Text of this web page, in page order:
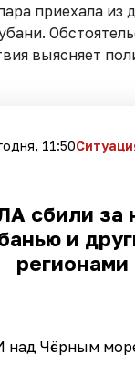
приехала из
выясняет
11:50
сбили за
и
регионами
над Чёрным